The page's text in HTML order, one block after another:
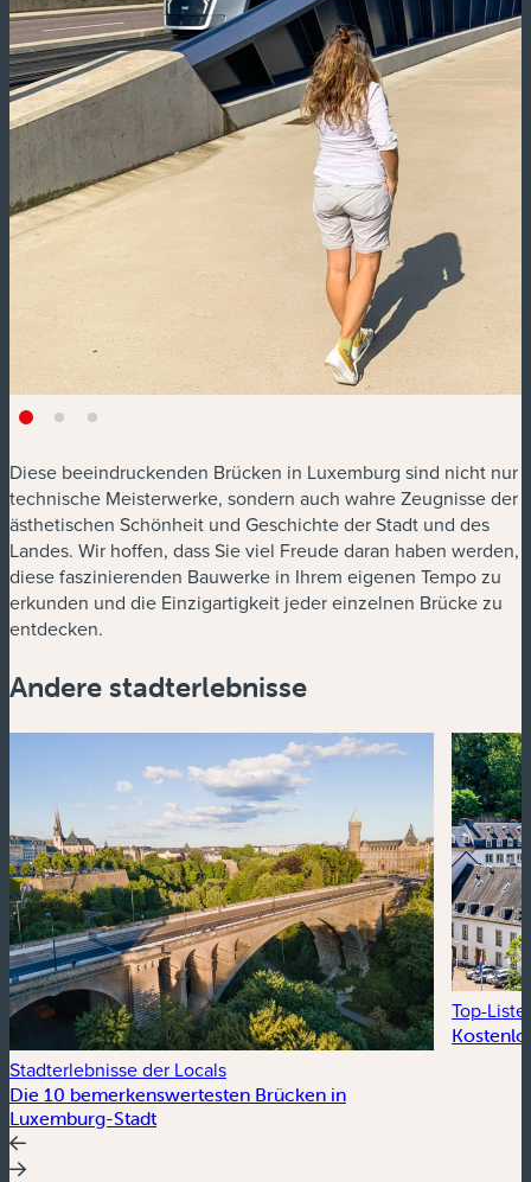
Diese beeindruckenden Brücken in Luxemburg sind nicht nur
technische Meisterwerke, sondern auch wahre Zeugnisse der
ästhetischen Schönheit und Geschichte der Stadt und des
Landes. Wir hoffen, dass Sie viel Freude daran haben werden,
diese faszinierenden Bauwerke in Ihrem eigenen Tempo zu
erkunden und die Einzigartigkeit jeder einzelnen Brücke zu
entdecken.
Andere stadterlebnisse
Stadterlebnisse der Locals
Die 10 bemerkenswertesten Brücken in
Luxemburg-Stadt
Top-